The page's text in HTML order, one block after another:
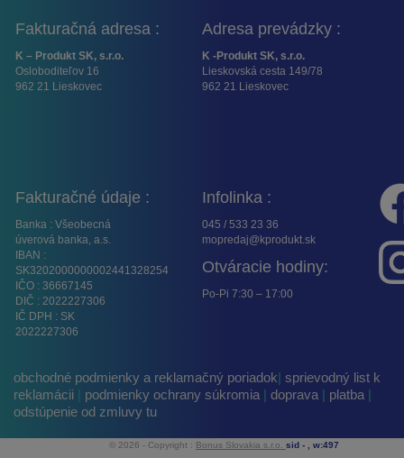
Fakturačná adresa :
K – Produkt SK, s.r.o.
Osloboditeľov 16
962 21 Lieskovec
Adresa prevádzky :
K -Produkt SK, s.r.o.
Lieskovská cesta 149/78
962 21 Lieskovec
Fakturačné údaje :
Banka : Všeobecná
úverová banka, a.s.
IBAN :
SK3202000000002441328254
IČO : 36667145
DIČ : 2022227306
IČ DPH : SK
2022227306
Infolinka :
045 / 533 23 36
mopredaj@kprodukt.sk
Otváracie hodiny:
Po-Pi 7:30 – 17:00
obchodné podmienky a reklamačný poriadok| sprievodný list k
reklamácii
podmienky ochrany súkromia | doprava | platba |
odstúpenie od zmluvy tu
© 2026 - Copyright : Bonus Slovakia s.r.o. sid - , w:497